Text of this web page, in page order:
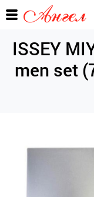
ISSEY
men set